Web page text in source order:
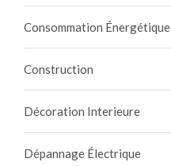
Consommation Énergétique
Construction
Décoration Interieure
Dépannage Électrique